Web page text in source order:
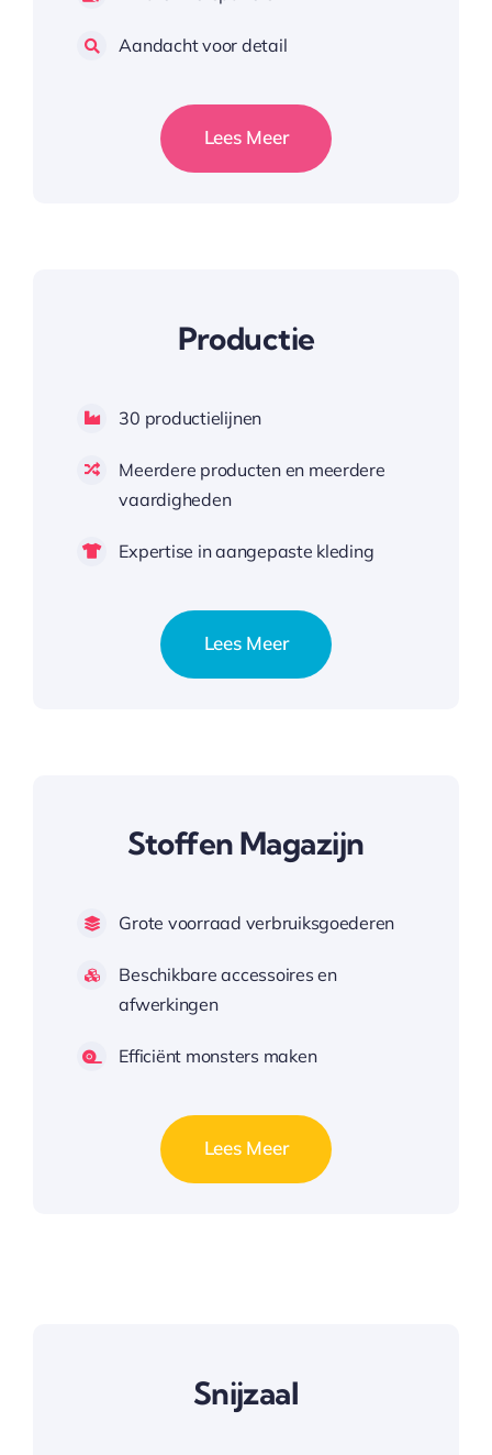
Aandacht voor detail
Lees Meer
Productie
30 productielijnen
Meerdere producten en meerdere
vaardigheden
Expertise in aangepaste kleding
Lees Meer
Stoffen Magazijn
Grote voorraad verbruiksgoederen
Beschikbare accessoires en
afwerkingen
Efficiënt monsters maken
Lees Meer
Snijzaal